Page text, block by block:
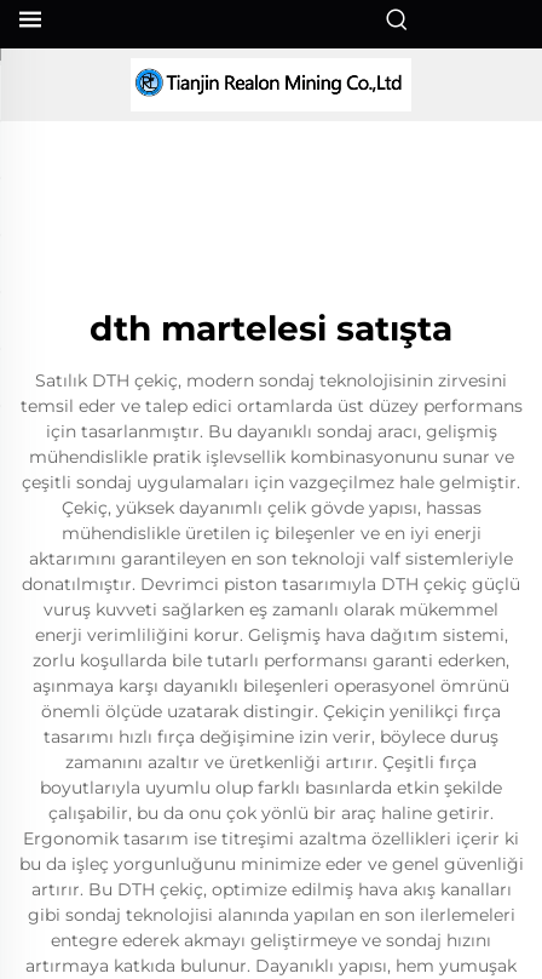
dth martelesi satışta
Satılık DTH çekiç, modern sondaj teknolojisinin zirvesini
temsil eder ve talep edici ortamlarda üst düzey performans
için tasarlanmıştır. Bu dayanıklı sondaj aracı, gelişmiş
mühendislikle pratik işlevsellik kombinasyonunu sunar ve
çeşitli sondaj uygulamaları için vazgeçilmez hale gelmiştir.
Çekiç, yüksek dayanımlı çelik gövde yapısı, hassas
mühendislikle üretilen iç bileşenler ve en iyi enerji
aktarımını garantileyen en son teknoloji valf sistemleriyle
donatılmıştır. Devrimci piston tasarımıyla DTH çekiç güçlü
vuruş kuvveti sağlarken eş zamanlı olarak mükemmel
enerji verimliliğini korur. Gelişmiş hava dağıtım sistemi,
zorlu koşullarda bile tutarlı performansı garanti ederken,
aşınmaya karşı dayanıklı bileşenleri operasyonel ömrünü
önemli ölçüde uzatarak distingir. Çekiçin yenilikçi fırça
tasarımı hızlı fırça değişimine izin verir, böylece duruş
zamanını azaltır ve üretkenliği artırır. Çeşitli fırça
boyutlarıyla uyumlu olup farklı basınlarda etkin şekilde
çalışabilir, bu da onu çok yönlü bir araç haline getirir.
Ergonomik tasarım ise titreşimi azaltma özellikleri içerir ki
bu da işleç yorgunluğunu minimize eder ve genel güvenliği
artırır. Bu DTH çekiç, optimize edilmiş hava akış kanalları
gibi sondaj teknolojisi alanında yapılan en son ilerlemeleri
entegre ederek akmayı geliştirmeye ve sondaj hızını
artırmaya katkıda bulunur. Dayanıklı yapısı, hem yumuşak